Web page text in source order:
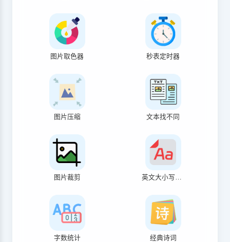
图片取色器 秒表定时器
图片压缩 文本找不同
图片裁剪 英文大小写转换
字数统计 经典诗词